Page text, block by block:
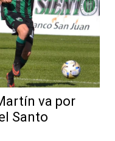
va por
Santo